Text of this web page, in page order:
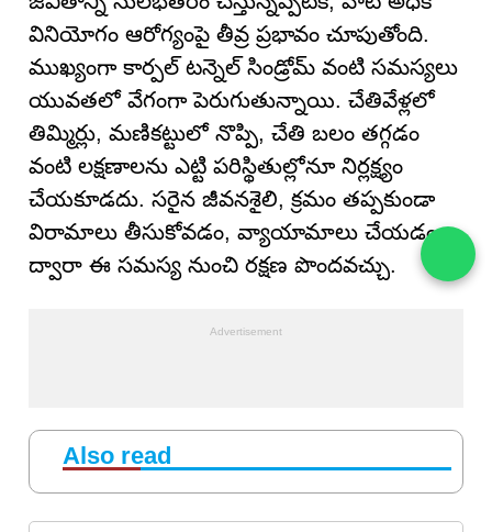
వినియోగం ఆరోగ్యంపై తీవ్ర ప్రభావం చూపుతోంది.
ముఖ్యంగా కార్పల్ టన్నెల్ సిండ్రోమ్ వంటి సమస్యలు
యువతలో వేగంగా పెరుగుతున్నాయి. చేతివేళ్లలో
తిమ్మిర్లు, మణికట్టులో నొప్పి, చేతి బలం తగ్గడం
వంటి లక్షణాలను ఎట్టి పరిస్థితుల్లోనూ నిర్లక్ష్యం
చేయకూడదు. సరైన జీవనశైలి, క్రమం తప్పకుండా
విరామాలు తీసుకోవడం, వ్యాయామాలు చేయడం
ద్వారా ఈ సమస్య నుంచి రక్షణ పొందవచ్చు.
Also read